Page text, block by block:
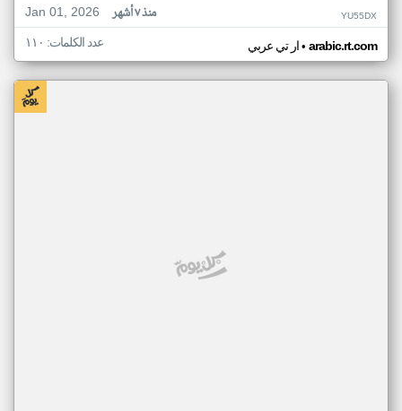
Jan 01, 2026
منذ ٧ أشهر YU55DX
ار تي عربي• arabic.rt.com عدد الكلمات: ١١٠